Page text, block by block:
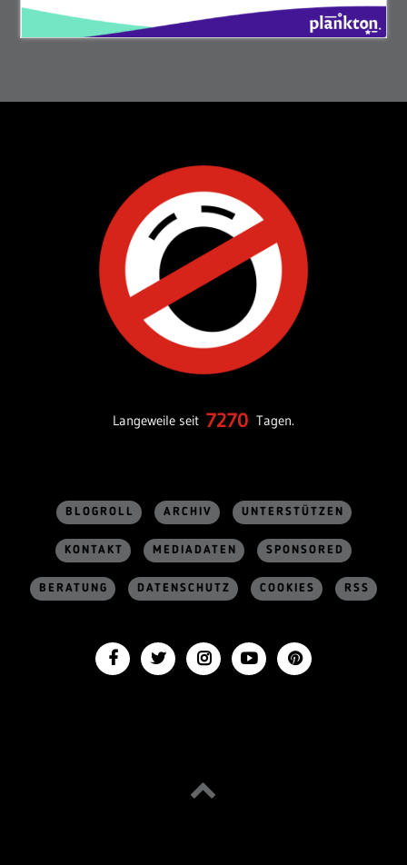
Langeweile seit 7270 Tagen.
BLOGROLL ARCHIV UNTERSTÜTZEN
KONTAKT MEDIADATEN SPONSORED
BERATUNG DATENSCHUTZ COOKIES RSS